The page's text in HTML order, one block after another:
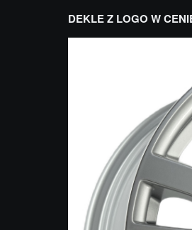
DEKLE Z LOGO W